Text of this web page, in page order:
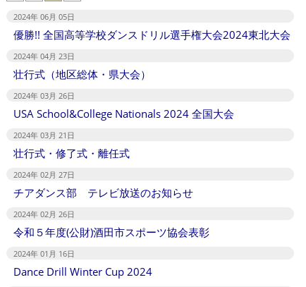
2024年 06月 05日
優勝!! 全国高等学校ダンスドリル選手権大会2024東北大会
2024年 04月 23日
壮行式（地区総体・県大会）
2024年 03月 26日
USA School&College Nationals 2024 全国大会
2024年 03月 21日
壮行式・修了式・離任式
2024年 02月 27日
チアダンス部 テレビ放送のお知らせ
2024年 02月 26日
令和５年度(公財)酒田市スポーツ協会表彰
2024年 01月 16日
Dance Drill Winter Cup 2024